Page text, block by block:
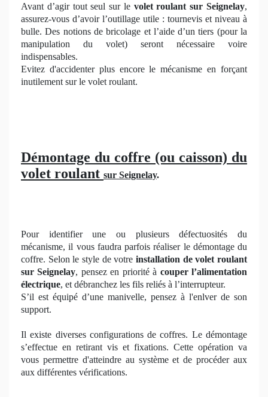
Avant d’agir tout seul sur le volet roulant sur Seignelay,
assurez-vous d’avoir l’outillage utile : tournevis et niveau à
bulle. Des notions de bricolage et l’aide d’un tiers (pour la
manipulation du volet) seront nécessaire voire
indispensables.
Evitez d'accidenter plus encore le mécanisme en forçant
inutilement sur le volet roulant.
Démontage du coffre (ou caisson) du
volet roulant sur Seignelay.
Pour identifier une ou plusieurs défectuosités du
mécanisme, il vous faudra parfois réaliser le démontage du
coffre. Selon le style de votre installation de volet roulant
sur Seignelay, pensez en priorité à couper l’alimentation
électrique, et débranchez les fils reliés à l’interrupteur.
S’il est équipé d’une manivelle, pensez à l'enlver de son
support.
Il existe diverses configurations de coffres. Le démontage
s’effectue en retirant vis et fixations. Cette opération va
vous permettre d'atteindre au système et de procéder aux
aux différentes vérifications.